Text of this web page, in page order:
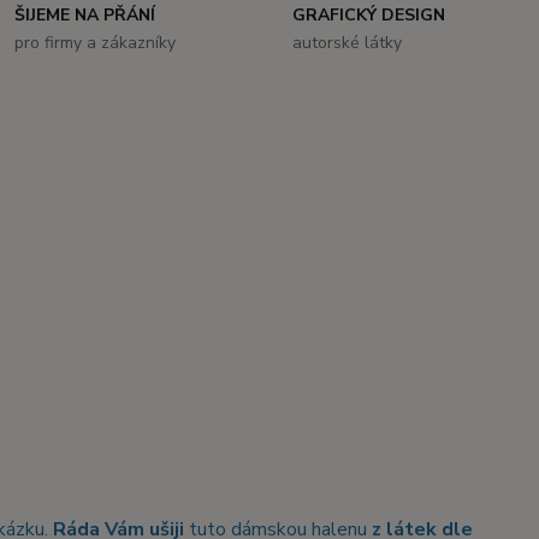
ŠIJEME NA PŘÁNÍ
pro firmy a zákazníky
GRAFICKÝ DESIGN
autorské látky
Ráda Vám ušiji tuto dámskou halenu z látek dle